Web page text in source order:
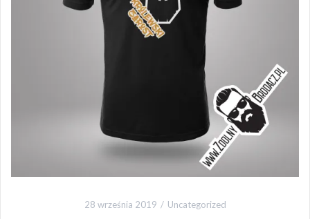
28 września 2019 Uncategorized